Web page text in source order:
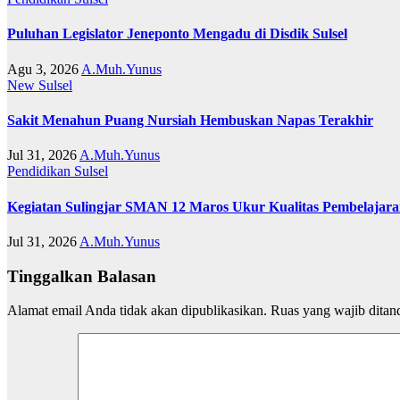
Puluhan Legislator Jeneponto Mengadu di Disdik Sulsel
Agu 3, 2026 A.Muh.Yunus
New Sulsel
Sakit Menahun Puang Nursiah Hembuskan Napas Terakhir
Jul 31, 2026 A.Muh.Yunus
Pendidikan Sulsel
Kegiatan Sulingjar SMAN 12 Maros Ukur Kualitas
Jul 31, 2026 A.Muh.Yunus
Tinggalkan Balasan
Alamat email Anda tidak akan dipublikasikan. Ruas yang wajib